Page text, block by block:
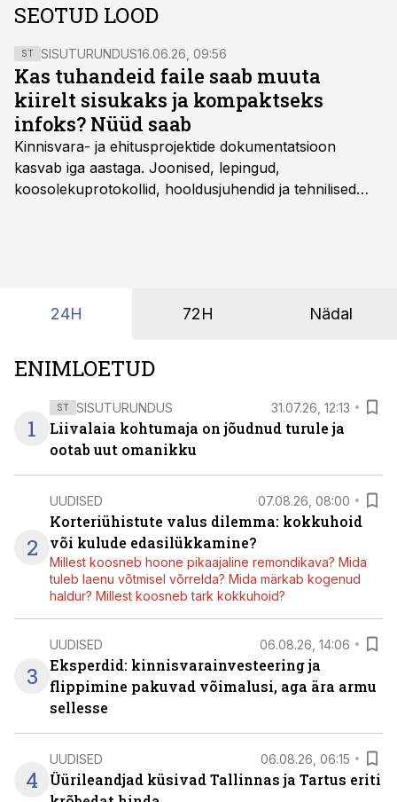
SEOTUD LOOD
ST SISUTURUNDUS16.06.26, 09:56
Kas tuhandeid faile saab muuta
kiirelt sisukaks ja kompaktseks
infoks? Nüüd saab
Kinnisvara- ja ehitusprojektide dokumentatsioon
kasvab iga aastaga. Joonised, lepingud,
koosolekuprotokollid, hooldusjuhendid ja tehnilised
24H 72H Nädal
ENIMLOETUD
1
ST SISUTURUNDUS 31.07.26, 12:13
Liivalaia kohtumaja on jõudnud turule ja
ootab uut omanikku
2
UUDISED 07.08.26, 08:00
Korteriühistute valus dilemma: kokkuhoid
või kulude edasilükkamine?
Millest koosneb hoone pikaajaline remondikava? Mida
tuleb laenu võtmisel võrrelda? Mida märkab kogenud
haldur? Millest koosneb tark kokkuhoid?
3
UUDISED 06.08.26, 14:06
Eksperdid: kinnisvarainvesteering ja
flippimine pakuvad võimalusi, aga ära armu
sellesse
4
UUDISED 06.08.26, 06:15
Üürileandjad küsivad Tallinnas ja Tartus eriti